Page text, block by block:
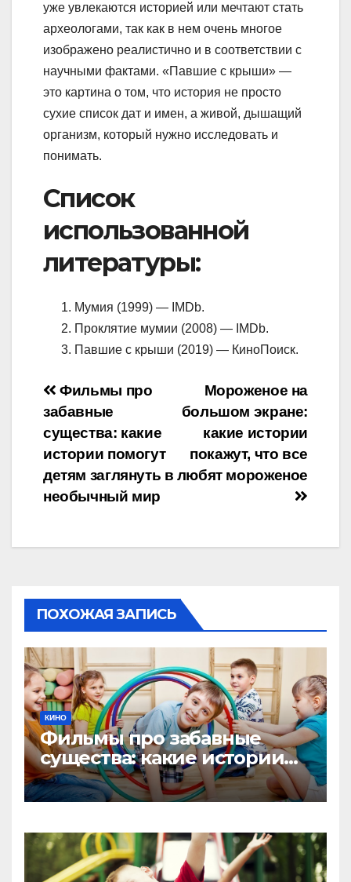
уже увлекаются историей или мечтают стать
археологами, так как в нем очень многое
изображено реалистично и в соответствии с
научными фактами. «Павшие с крыши» —
это картина о том, что история не просто
сухие список дат и имен, а живой, дышащий
организм, который нужно исследовать и
понимать.
Список
использованной
литературы:
Мумия (1999) — IMDb.
Проклятие мумии (2008) — IMDb.
Павшие с крыши (2019) — КиноПоиск.
Навигация
по
записям
Мороженое на
большом экране:
какие истории
покажут, что все
любят мороженое
Фильмы про
забавные
существа: какие
истории помогут
детям заглянуть в
необычный мир
ПОХОЖАЯ ЗАПИСЬ
КИНО
Фильмы про забавные
существа: какие истории
помогут детям заглянуть в
необычный мир